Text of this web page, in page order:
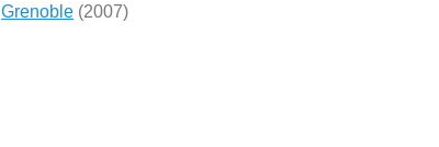
Grenoble (2007)